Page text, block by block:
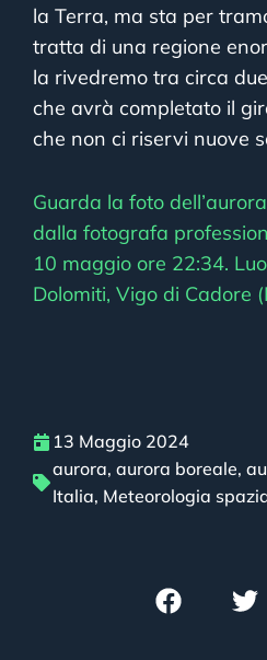
la Terra, ma sta per
tratta di una regione
la rivedremo tra circa
che avrà completato il
che non ci riservi nuove
Guarda la foto
dalla fotografa
10 maggio ore 22:34.
Dolomiti, Vigo di Cadore
13 Maggio 2024
aurora, aurora boreale,
Italia, Meteorologia